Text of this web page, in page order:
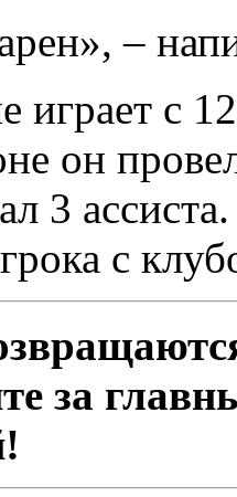
–
играет с
он
3 ассиста.
с
за